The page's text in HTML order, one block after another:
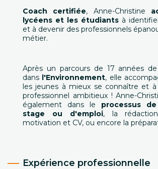
Coach certifiée, Anne-Christine
lycéens et les étudiants à
et à devenir des professionnels
métier.
Après un parcours de 17 années
dans l'Environnement, elle
les jeunes à mieux se connaître et
professionnel ambitieux ! Anne-
également dans le processus
stage ou d'emploi, la
motivation et CV, ou encore la
Expérience professionnelle